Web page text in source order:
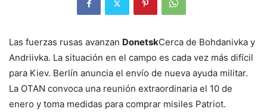
Las fuerzas rusas avanzan DonetskCerca de Bohdanivka y
Andriivka. La situación en el campo es cada vez más difícil
para Kiev. Berlín anuncia el envío de nueva ayuda militar.
La OTAN convoca una reunión extraordinaria el 10 de
enero y toma medidas para comprar misiles Patriot.